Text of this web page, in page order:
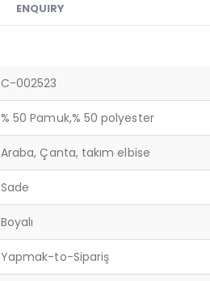
ENQUIRY
C-002523
% 50 Pamuk,% 50 polyester
Araba, Çanta, takım elbise
Sade
Boyalı
Yapmak-to-Sipariş